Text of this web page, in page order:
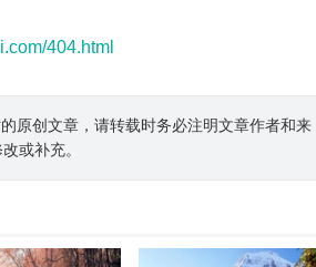
404.html
原创文章，请转载时务必注明文章作者和来
或补充。